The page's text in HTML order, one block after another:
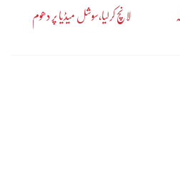
لانچ کرلیا،سوشل میڈیا پر دھوم